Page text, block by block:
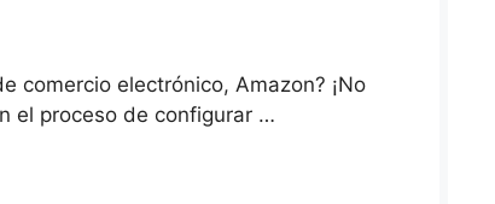
comercio electrónico, Amazon? ¡No
el proceso de configurar …